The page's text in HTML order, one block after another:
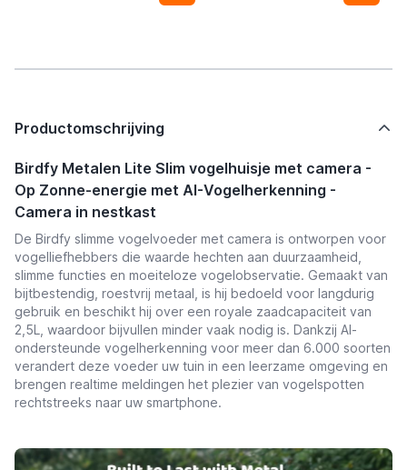
Productomschrijving
Birdfy Metalen Lite Slim vogelhuisje met camera -
Op Zonne-energie met AI-Vogelherkenning -
Camera in nestkast
De Birdfy slimme vogelvoeder met camera is ontworpen voor
vogelliefhebbers die waarde hechten aan duurzaamheid,
slimme functies en moeiteloze vogelobservatie. Gemaakt van
bijtbestendig, roestvrij metaal, is hij bedoeld voor langdurig
gebruik en beschikt hij over een royale zaadcapaciteit van
2,5L, waardoor bijvullen minder vaak nodig is. Dankzij AI-
ondersteunde vogelherkenning voor meer dan 6.000 soorten
verandert deze voeder uw tuin in een leerzame omgeving en
brengen realtime meldingen het plezier van vogelspotten
rechtstreeks naar uw smartphone.